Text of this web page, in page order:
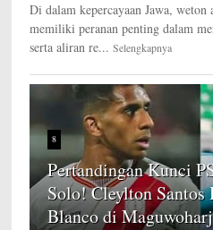
Di dalam kepercayaan Jawa,
memiliki peranan penting dalam
serta aliran re... Selengkapnya
8
Pertandingan Kunci
Solo! Cleylton Santos
Blanco di